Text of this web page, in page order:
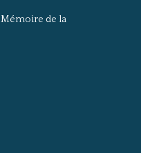
de la